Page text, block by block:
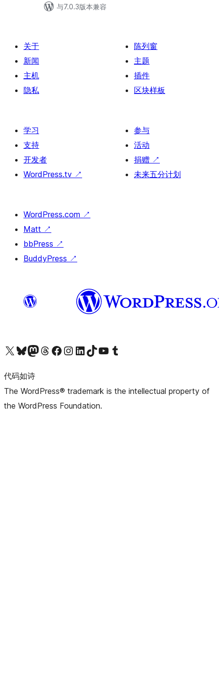
与7.0.3版本兼容
关于
新闻
主机
隐私
陈列窗
主题
插件
区块样板
学习
支持
开发者
WordPress.tv ↗
参与
活动
捐赠 ↗
未来五分计划
WordPress.com ↗
Matt ↗
bbPress ↗
BuddyPress ↗
关注我们的 X（原 Twitter）账号访问我们的 Bluesky 账号关注我们的 Mastodon 账号访问我们的 Threads 账号 访问我们的 Facebook 公共主页关注我们的 Instagram 账号 关注我们的 LinkedIn 主页访问我们的 TikTok 账号访问我们的 YouTube 频道 访问我们的 Tumblr 账号
代码如诗
The WordPress® trademark is the intellectual property of
the WordPress Foundation.